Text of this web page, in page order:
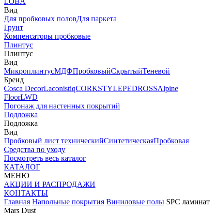
Вид
Для пробковых половДля паркета
Грунт
Компенсаторы пробковые
Плинтус
Плинтус
Вид
МикроплинтусМДФПробковыйСкрытыйТеневой
Бренд
Cosca DecorLaconistiqCORKSTYLEPEDROSSAlpine
FloorLWD
Погонаж для настенных покрытий
Подложка
Подложка
Вид
Пробковый лист техническийСинтетическаяПробковая
Средства по уходу
Посмотреть весь каталог
КАТАЛОГ
МЕНЮ
АКЦИИ И РАСПРОДАЖИ
КОНТАКТЫ
Главная Напольные покрытия Виниловые полы SPC ламинат
Mars Dust